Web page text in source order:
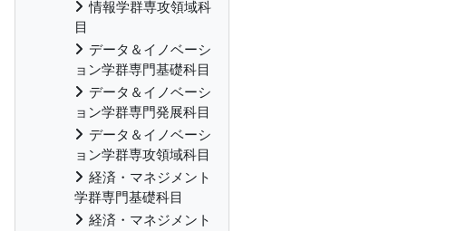
情報学群専攻領域科
目
データ＆イノベーシ
ョン学群専門基礎科目
データ＆イノベーシ
ョン学群専門発展科目
データ＆イノベーシ
ョン学群専攻領域科目
経済・マネジメント
学群専門基礎科目
経済・マネジメント